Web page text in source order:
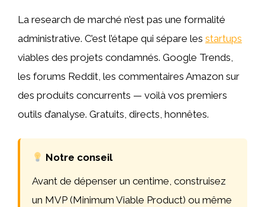
La research de marché n’est pas une formalité
administrative. C’est l’étape qui sépare les startups
viables des projets condamnés. Google Trends,
les forums Reddit, les commentaires Amazon sur
des produits concurrents — voilà vos premiers
outils d’analyse. Gratuits, directs, honnêtes.
Notre conseil
Avant de dépenser un centime, construisez
un MVP (Minimum Viable Product) ou même